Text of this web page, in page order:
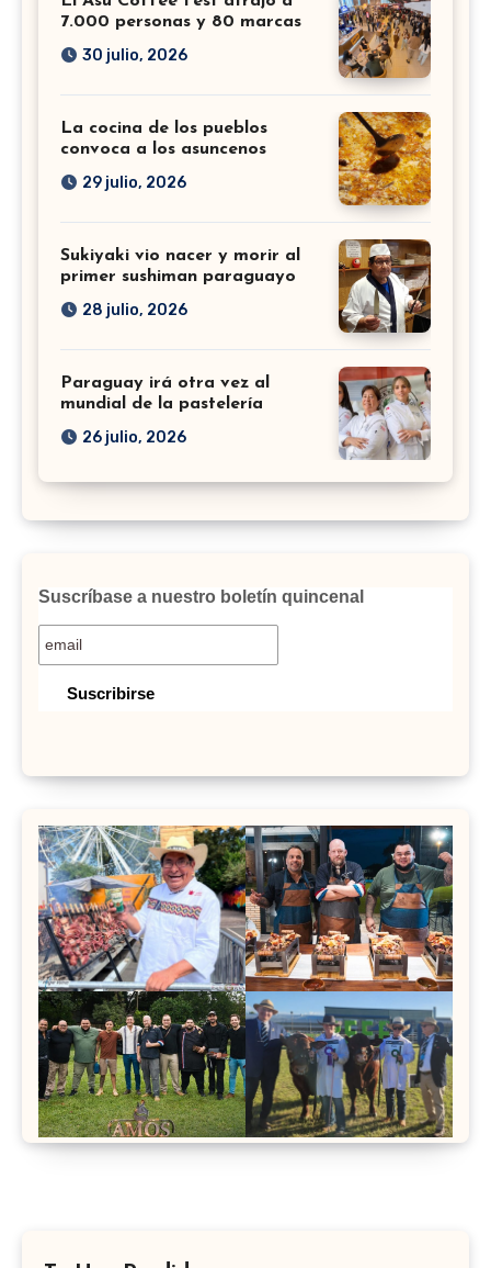
7.000 personas y 80 marcas
30 julio, 2026
La cocina de los pueblos
convoca a los asuncenos
29 julio, 2026
Sukiyaki vio nacer y morir al
primer sushiman paraguayo
28 julio, 2026
Paraguay irá otra vez al
mundial de la pastelería
26 julio, 2026
Suscríbase a nuestro boletín quincenal